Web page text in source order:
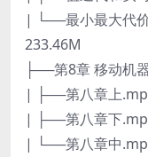
| └──最小最大代
233.46M
├──第8章 移动机
| ├──第八章上
| ├──第八章下
| └──第八章中